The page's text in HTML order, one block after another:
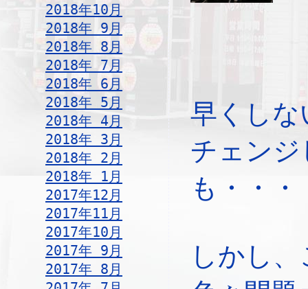
2018年10月
2018年 9月
2018年 8月
2018年 7月
2018年 6月
2018年 5月
2018年 4月
2018年 3月
2018年 2月
2018年 1月
2017年12月
2017年11月
2017年10月
2017年 9月
2017年 8月
早くし
チェン
も・・・
しかし